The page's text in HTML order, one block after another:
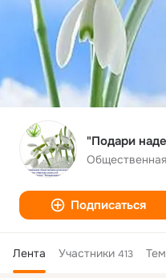
"Подари
Подписаться
Лента Участники 413